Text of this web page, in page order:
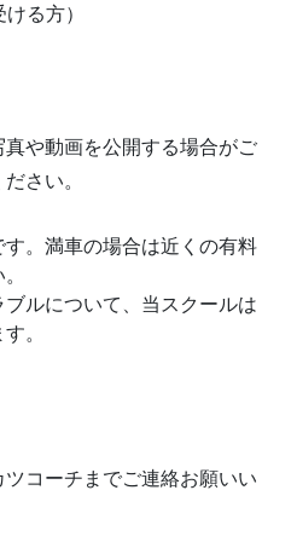
る方）
真や動画を公開する場合がご
さい。
す。満車の場合は近くの有料
ブルについて、当スクールは
。
コーチまでご連絡お願いい